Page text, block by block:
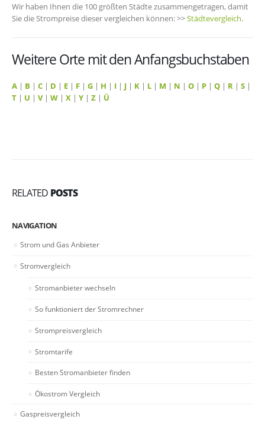
Wir haben Ihnen die 100 größten Städte zusammengetragen, damit
Sie die Strompreise dieser vergleichen können: >>Städtevergleich.
Weitere Orte mit den Anfangsbuchstaben
A | B | C | D | E | F | G | H | I | J | K | L | M | N | O | P | Q | R | S |
T | U | V| W | X | Y | Z | Ü
RELATED POSTS
NAVIGATION
Strom und Gas Anbieter
Stromvergleich
Stromanbieter wechseln
So funktioniert der Stromrechner
Strompreisvergleich
Stromtarife
Besten Stromanbieter finden
Ökostrom Vergleich
Gaspreisvergleich